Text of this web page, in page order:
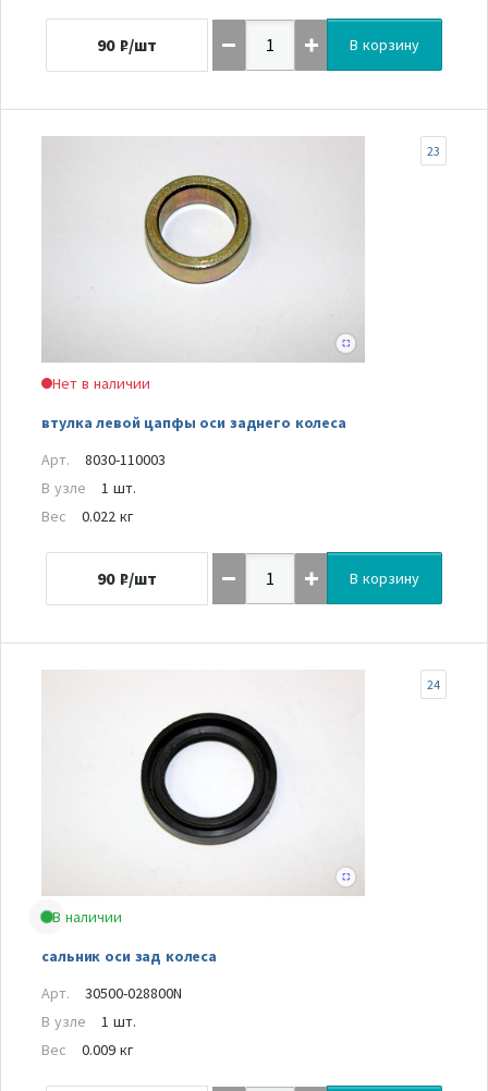
90 ₽/шт В корзину
Нет в наличии
втулка левой цапфы оси заднего колеса
23
Арт.
8030-110003
В узле
1 шт.
Вес
0.022 кг
90 ₽/шт В корзину
В наличии
сальник оси зад колеса
24
Арт.
30500-028800N
В узле
1 шт.
Вес
0.009 кг